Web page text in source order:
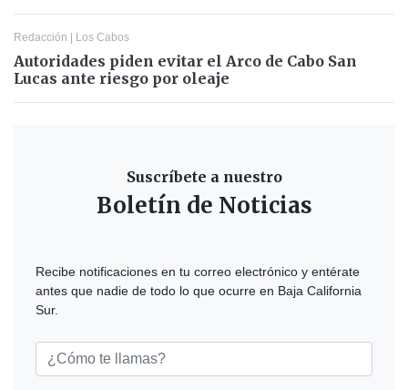
Redacción | Los Cabos
Autoridades piden evitar el Arco de Cabo San
Lucas ante riesgo por oleaje
Suscríbete a nuestro
Boletín de Noticias
Recibe notificaciones en tu correo electrónico y entérate
antes que nadie de todo lo que ocurre en Baja California
Sur.